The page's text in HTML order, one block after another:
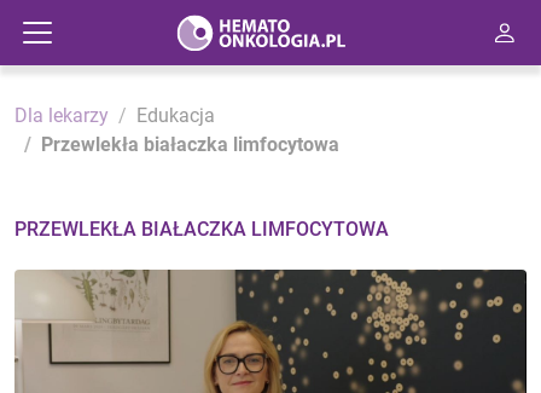
Dla lekarzy
Edukacja
Przewlekła białaczka limfocytowa
PRZEWLEKŁA BIAŁACZKA LIMFOCYTOWA